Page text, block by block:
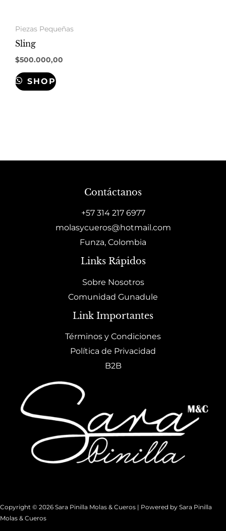
Piezas Pequeñas
Sling
$500.000,00
SHOP
Contáctanos
+57 314 217 6977
molasycueros@hotmail.com
Funza, Colombia
Links Rápidos
Sobre Nosotros
Comunidad Gunadule
Link Importantes
Términos y Condiciones
Política de Privacidad
B2B
Copyright © 2026 Sara Pinilla Molas & Cueros | Powered by Sara Pinilla
Molas & Cueros